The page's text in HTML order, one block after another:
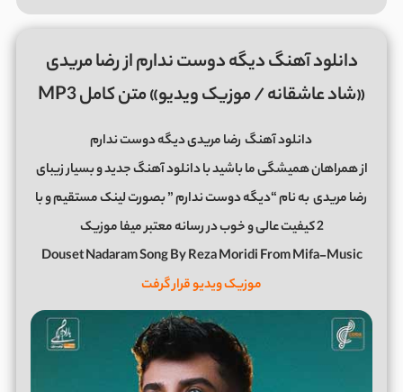
دانلود آهنگ دﻳﮕﻪ دوﺳﺖ ﻧﺪارم از رضا مریدی
«شاد عاشقانه / موزیک ویدیو» متن کامل MP3
دانلود آهنگ رضا مریدی دﻳﮕﻪ دوﺳﺖ ﻧﺪارم
از همراهان همیشگی ما باشید با دانلود آهنگ جدید و بسیار زیبای
رضا مریدیبه نام “دﻳﮕﻪ دوﺳﺖ ﻧﺪارم ” بصورت لینک مستقیم و با
2 کیفیت عالی و خوب در رسانه معتبر میفا موزیک
Douset Nadaram Song By Reza Moridi From Mifa-Music
موزیک ویدیو قرار گرفت